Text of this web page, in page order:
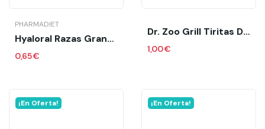
PHARMADIET
Hyaloral Razas Grandes 1 Comprimido Suelto...
0,65 €
Dr. Zoo Grill Tiritas De Asado 50 Gr
1,00 €
¡En Oferta! ¡En Oferta!